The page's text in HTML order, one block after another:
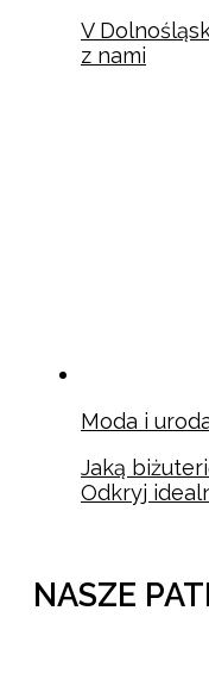
V
z nami
Moda i
Jaką
Odkryj
NASZE